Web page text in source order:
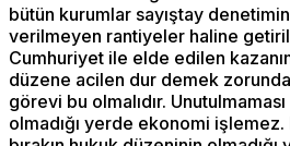
bütün kurumlar sayıştay
verilmeyen rantiyeler haline
Cumhuriyet ile elde edilen
düzene acilen dur demek
görevi bu olmalıdır.
olmadığı yerde ekonomi